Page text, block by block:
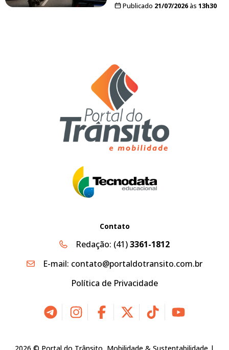
Publicado 21/07/2026às 13h30
Contato
Redação: (41)3361-1812
E-mail: contato@portaldotransito.com.br
Política de Privacidade